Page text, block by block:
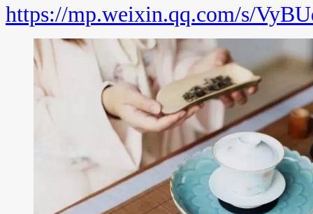
https://mp.weixin.qq.com/s/